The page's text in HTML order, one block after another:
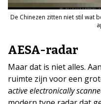
De Chinezen zitten niet stil wat
AESA-radar
Maar dat is niet alles.
ruimte zijn voor een
active electronically